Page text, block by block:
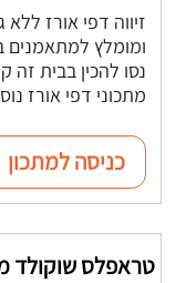
זיווה דפי אורז
ומומלץ למתאמנים
נסו להכין בבית זה
מתכוני דפי אורז
כניסה למתכון
טראפלס שוקולד מ-2 מרכיבים